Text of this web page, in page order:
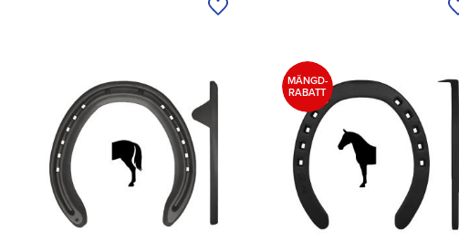
Tilføj til ønskeliste
MÄNGD-
RABATT